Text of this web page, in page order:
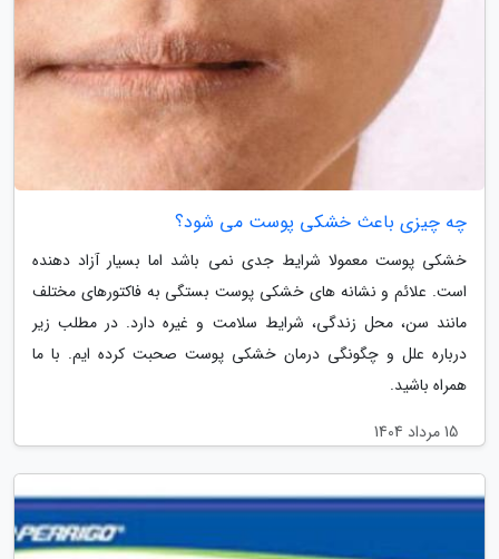
چه چیزی باعث خشکی پوست می شود؟
خشکی پوست معمولا شرایط جدی نمی باشد اما بسیار آزاد دهنده
است. علائم و نشانه های خشکی پوست بستگی به فاکتورهای مختلف
مانند سن، محل زندگی، شرایط سلامت و غیره دارد. در مطلب زیر
درباره علل و چگونگی درمان خشکی پوست صحبت کرده ایم. با ما
همراه باشید.
15 مرداد 1404